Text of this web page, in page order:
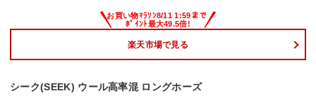
楽天市場で見る
シーク(SEEK) ウール高率混 ロングホーズ